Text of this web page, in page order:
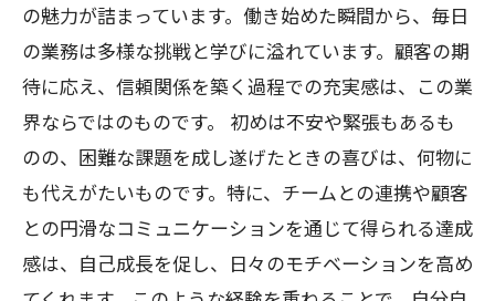
の魅力が詰まっています。働き始めた瞬間から、毎日
の業務は多様な挑戦と学びに溢れています。顧客の期
待に応え、信頼関係を築く過程での充実感は、この業
界ならではのものです。 初めは不安や緊張もあるも
のの、困難な課題を成し遂げたときの喜びは、何物に
も代えがたいものです。特に、チームとの連携や顧客
との円滑なコミュニケーションを通じて得られる達成
感は、自己成長を促し、日々のモチベーションを高め